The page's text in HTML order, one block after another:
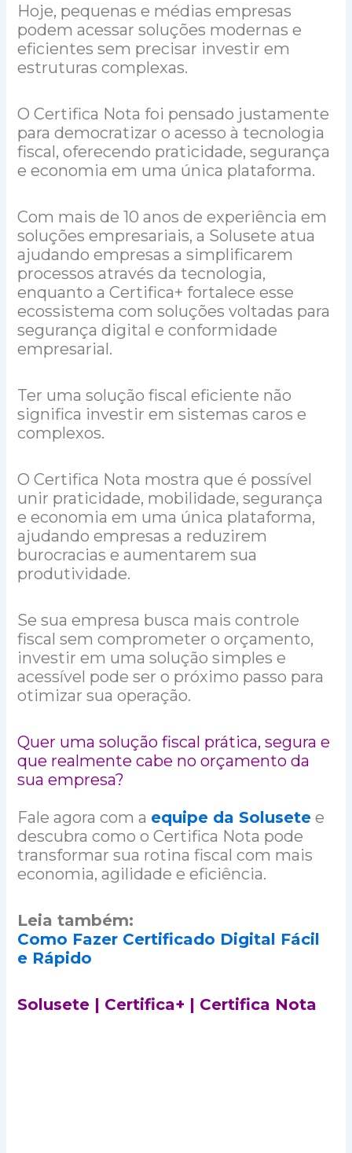
Hoje, pequenas e médias empresas
podem acessar soluções modernas e
eficientes sem precisar investir em
estruturas complexas.
O Certifica Nota foi pensado justamente
para democratizar o acesso à tecnologia
fiscal, oferecendo praticidade, segurança
e economia em uma única plataforma.
Com mais de 10 anos de experiência em
soluções empresariais, a Solusete atua
ajudando empresas a simplificarem
processos através da tecnologia,
enquanto a Certifica+ fortalece esse
ecossistema com soluções voltadas para
segurança digital e conformidade
empresarial.
Ter uma solução fiscal eficiente não
significa investir em sistemas caros e
complexos.
O Certifica Nota mostra que é possível
unir praticidade, mobilidade, segurança
e economia em uma única plataforma,
ajudando empresas a reduzirem
burocracias e aumentarem sua
produtividade.
Se sua empresa busca mais controle
fiscal sem comprometer o orçamento,
investir em uma solução simples e
acessível pode ser o próximo passo para
otimizar sua operação.
Quer uma solução fiscal prática, segura e
que realmente cabe no orçamento da
sua empresa?
Fale agora com a equipe da Solusete e
descubra como o Certifica Nota pode
transformar sua rotina fiscal com mais
economia, agilidade e eficiência.
Leia também:
Como Fazer Certificado Digital Fácil
e Rápido
Solusete | Certifica+ | Certifica Nota